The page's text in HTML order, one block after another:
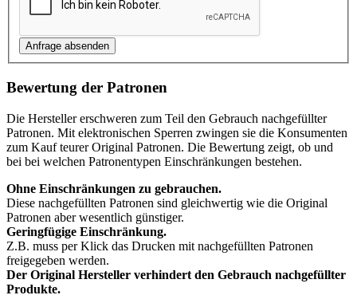
Bewertung der Patronen
Die Hersteller erschweren zum Teil den Gebrauch nachgefüllter
Patronen. Mit elektronischen Sperren zwingen sie die Konsumenten
zum Kauf teurer Original Patronen. Die Bewertung zeigt, ob und
bei bei welchen Patronentypen Einschränkungen bestehen.
Ohne Einschränkungen zu gebrauchen.
Diese nachgefüllten Patronen sind gleichwertig wie die Original
Patronen aber wesentlich günstiger.
Geringfügige Einschränkung.
Z.B. muss per Klick das Drucken mit nachgefüllten Patronen
freigegeben werden.
Der Original Hersteller verhindert den Gebrauch nachgefüllter
Produkte.